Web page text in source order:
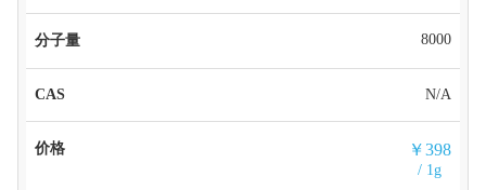
8000
N/A
￥398
/ 1g